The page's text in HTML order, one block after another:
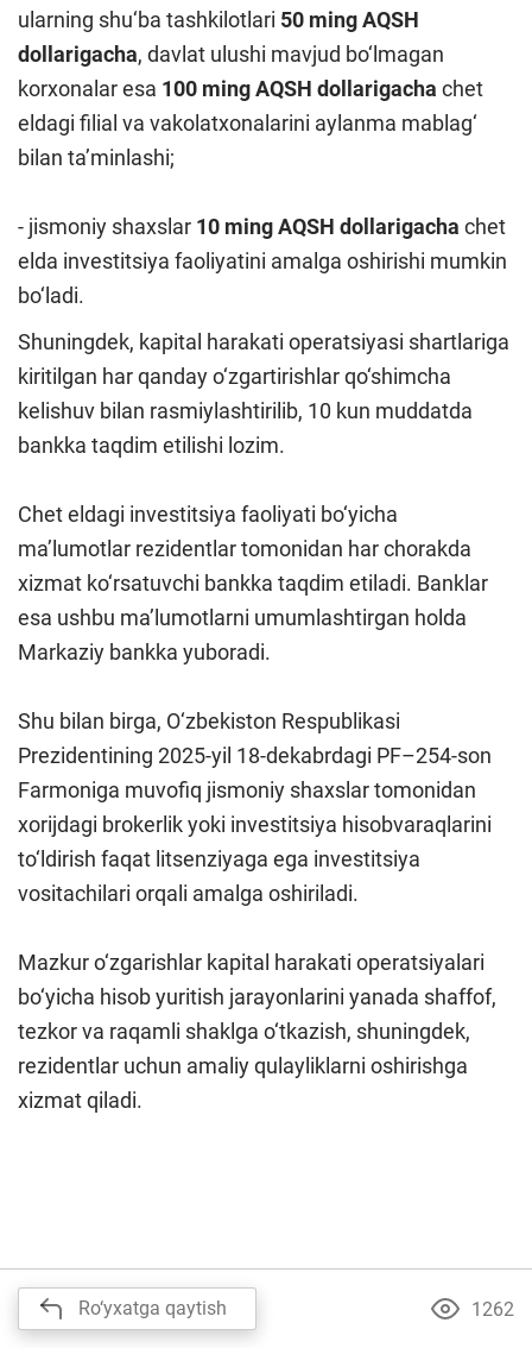
ularning shu‘ba tashkilotlari 50 ming AQSH
dollarigacha, davlat ulushi mavjud bo‘lmagan
korxonalar esa 100 ming AQSH dollarigacha chet
eldagi filial va vakolatxonalarini aylanma mablag‘
bilan ta’minlashi;
- jismoniy shaxslar 10 ming AQSH dollarigacha chet
elda investitsiya faoliyatini amalga oshirishi mumkin
bo‘ladi.
Shuningdek, kapital harakati operatsiyasi shartlariga
kiritilgan har qanday o‘zgartirishlar qo‘shimcha
kelishuv bilan rasmiylashtirilib, 10 kun muddatda
bankka taqdim etilishi lozim.
Chet eldagi investitsiya faoliyati bo‘yicha
ma’lumotlar rezidentlar tomonidan har chorakda
xizmat ko‘rsatuvchi bankka taqdim etiladi. Banklar
esa ushbu ma’lumotlarni umumlashtirgan holda
Markaziy bankka yuboradi.
Shu bilan birga, O‘zbekiston Respublikasi
Prezidentining 2025-yil 18-dekabrdagi PF–254-son
Farmoniga muvofiq jismoniy shaxslar tomonidan
xorijdagi brokerlik yoki investitsiya hisobvaraqlarini
to‘ldirish faqat litsenziyaga ega investitsiya
vositachilari orqali amalga oshiriladi.
Mazkur o‘zgarishlar kapital harakati operatsiyalari
bo‘yicha hisob yuritish jarayonlarini yanada shaffof,
tezkor va raqamli shaklga o‘tkazish, shuningdek,
rezidentlar uchun amaliy qulayliklarni oshirishga
xizmat qiladi.
Ro‘yxatga qaytish 1262